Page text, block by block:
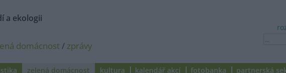
a ekologii
domácnost/ zprávy
zelená domácnost kultura kalendář akcí fotobanka partnerská